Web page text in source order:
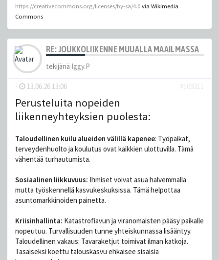
https://creativecommons.org/licenses/by-sa/4.0via Wikimedia
Commons
RE: JOUKKOLIIKENNE MUUALLA MAAILMASSA
tekijänä Iggy.P
- 13.06.26 13:06 #109211
Perusteluita nopeiden
liikenneyhteyksien puolesta:
Taloudellinen kuilu alueiden välillä kapenee: Työpaikat,
terveydenhuolto ja koulutus ovat kaikkien ulottuvilla. Tämä
vähentää turhautumista.
Sosiaalinen liikkuvuus: Ihmiset voivat asua halvemmalla
mutta työskennellä kasvukeskuksissa. Tämä helpottaa
asuntomarkkinoiden painetta.
Kriisinhallinta: Katastrofiavun ja viranomaisten pääsy paikalle
nopeutuu. Turvallisuuden tunne yhteiskunnassa lisääntyy.
Taloudellinen vakaus: Tavaraketjut toimivat ilman katkoja.
Tasaiseksi koettu talouskasvu ehkäisee sisäisiä